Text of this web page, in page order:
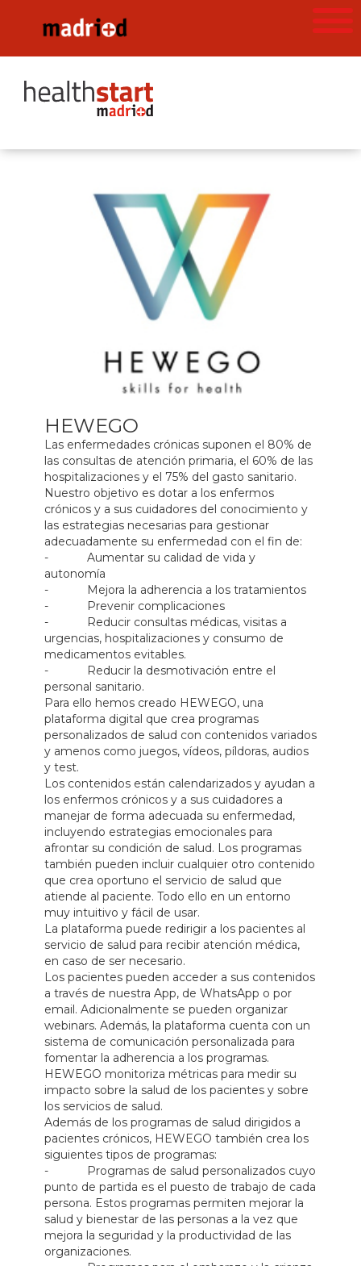
HEWEGO
Las enfermedades crónicas suponen el 80% de
las consultas de atención primaria, el 60% de las
hospitalizaciones y el 75% del gasto sanitario.
Nuestro objetivo es dotar a los enfermos
crónicos y a sus cuidadores del conocimiento y
las estrategias necesarias para gestionar
adecuadamente su enfermedad con el fin de:
- Aumentar su calidad de vida y
autonomía
- Mejora la adherencia a los tratamientos
- Prevenir complicaciones
- Reducir consultas médicas, visitas a
urgencias, hospitalizaciones y consumo de
medicamentos evitables.
- Reducir la desmotivación entre el
personal sanitario.
Para ello hemos creado HEWEGO, una
plataforma digital que crea programas
personalizados de salud con contenidos variados
y amenos como juegos, vídeos, píldoras, audios
y test.
Los contenidos están calendarizados y ayudan a
los enfermos crónicos y a sus cuidadores a
manejar de forma adecuada su enfermedad,
incluyendo estrategias emocionales para
afrontar su condición de salud. Los programas
también pueden incluir cualquier otro contenido
que crea oportuno el servicio de salud que
atiende al paciente. Todo ello en un entorno
muy intuitivo y fácil de usar.
La plataforma puede redirigir a los pacientes al
servicio de salud para recibir atención médica,
en caso de ser necesario.
Los pacientes pueden acceder a sus contenidos
a través de nuestra App, de WhatsApp o por
email. Adicionalmente se pueden organizar
webinars. Además, la plataforma cuenta con un
sistema de comunicación personalizada para
fomentar la adherencia a los programas.
HEWEGO monitoriza métricas para medir su
impacto sobre la salud de los pacientes y sobre
los servicios de salud.
Además de los programas de salud dirigidos a
pacientes crónicos, HEWEGO también crea los
siguientes tipos de programas:
- Programas de salud personalizados cuyo
punto de partida es el puesto de trabajo de cada
persona. Estos programas permiten mejorar la
salud y bienestar de las personas a la vez que
mejora la seguridad y la productividad de las
organizaciones.